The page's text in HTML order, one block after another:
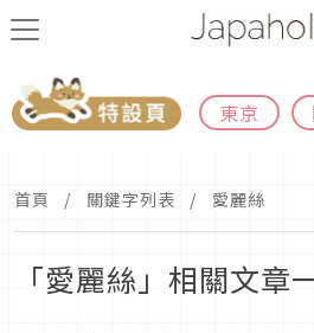
東京
首頁 關鍵字列表 愛麗絲
「愛麗絲」相關文章